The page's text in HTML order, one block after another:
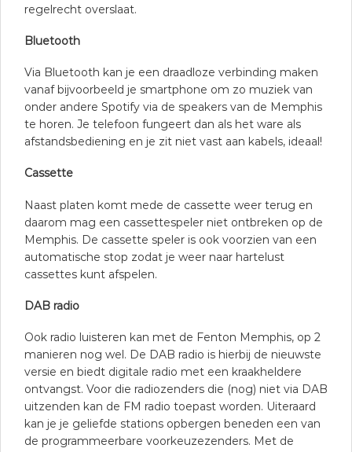
regelrecht overslaat.
Bluetooth
Via Bluetooth kan je een draadloze verbinding maken
vanaf bijvoorbeeld je smartphone om zo muziek van
onder andere Spotify via de speakers van de Memphis
te horen. Je telefoon fungeert dan als het ware als
afstandsbediening en je zit niet vast aan kabels, ideaal!
Cassette
Naast platen komt mede de cassette weer terug en
daarom mag een cassettespeler niet ontbreken op de
Memphis. De cassette speler is ook voorzien van een
automatische stop zodat je weer naar hartelust
cassettes kunt afspelen.
DAB radio
Ook radio luisteren kan met de Fenton Memphis, op 2
manieren nog wel. De DAB radio is hierbij de nieuwste
versie en biedt digitale radio met een kraakheldere
ontvangst. Voor die radiozenders die (nog) niet via DAB
uitzenden kan de FM radio toepast worden. Uiteraard
kan je je geliefde stations opbergen beneden een van
de programmeerbare voorkeuzezenders. Met de